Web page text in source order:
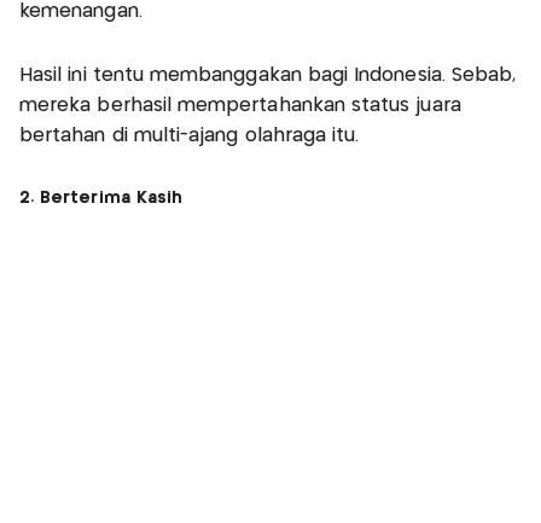
kemenangan.
Hasil ini tentu membanggakan bagi Indonesia. Sebab,
mereka berhasil mempertahankan status juara
bertahan di multi-ajang olahraga itu.
2. Berterima Kasih